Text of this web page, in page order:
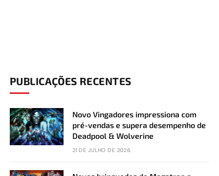
PUBLICAÇÕES RECENTES
Novo Vingadores impressiona com
pré-vendas e supera desempenho de
Deadpool & Wolverine
21 DE JULHO DE 2026